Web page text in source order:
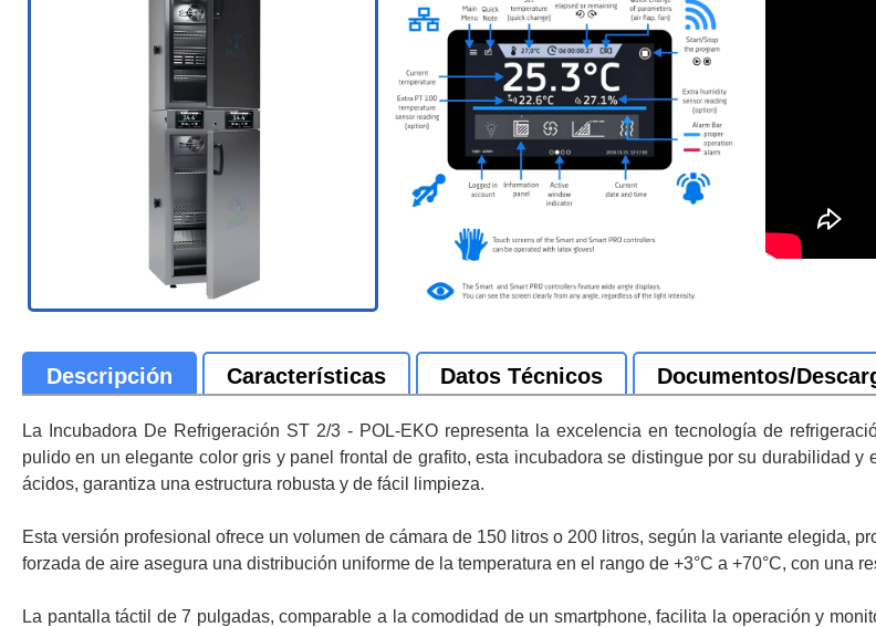
Descripción Características Datos Técnicos Documentos/
La Incubadora De Refrigeración ST 2/3 - POL-EKO representa la excelencia en tecnología de
pulido en un elegante color gris y panel frontal de grafito, esta incubadora se distingue por su durabilidad
ácidos, garantiza una estructura robusta y de fácil limpieza.
Esta versión profesional ofrece un volumen de cámara de 150 litros o 200 litros, según la variante elegida,
forzada de aire asegura una distribución uniforme de la temperatura en el rango de +3°C a +70°C, con una
La pantalla táctil de 7 pulgadas, comparable a la comodidad de un smartphone, facilita la operación y